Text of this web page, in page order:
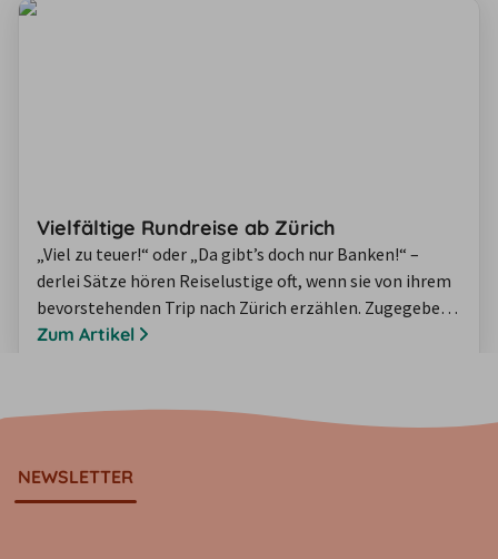
Vielfältige Rundreise ab Zürich
„Viel zu teuer!“ oder „Da gibt’s doch nur Banken!“ –
derlei Sätze hören Reiselustige oft, wenn sie von ihrem
bevorstehenden Trip nach Zürich erzählen. Zugegeben:
Neben Genf zählt Zürich seit Längerem zu den
gleichen Maße für die Lebensqualität vor Ort! Zürich
Zum Artikel
NEWSLETTER